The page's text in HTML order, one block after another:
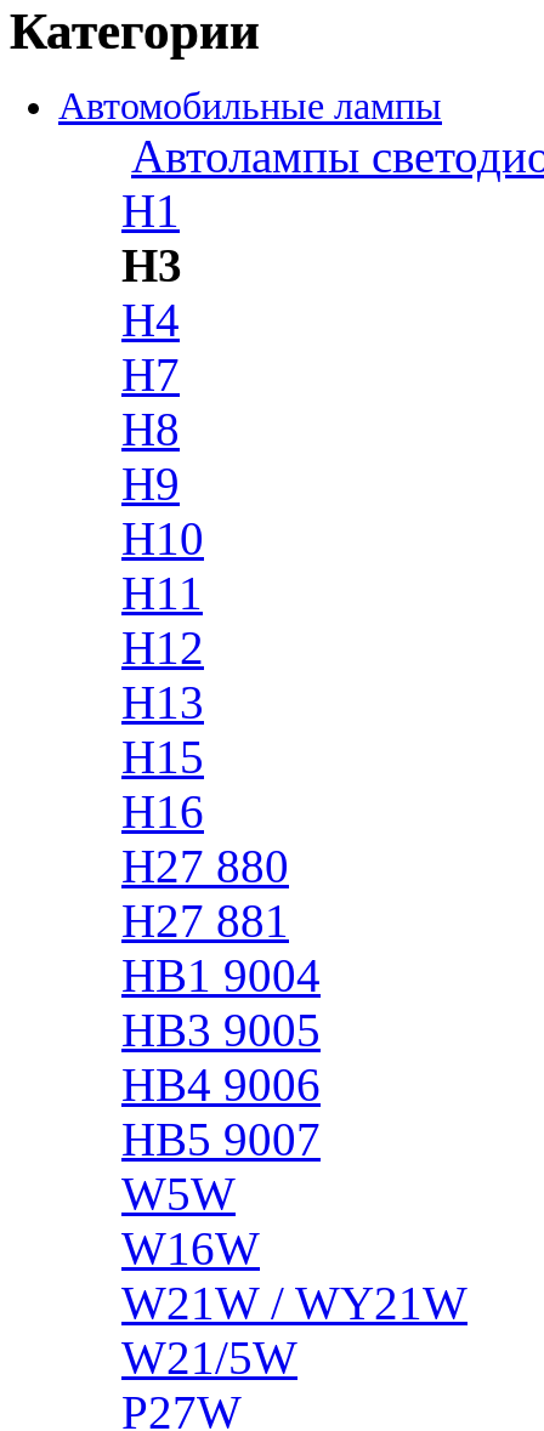
Категории
Автомобильные лампы
Автолампы
H1
H3
H4
H7
H8
H9
H10
H11
H12
H13
H15
H16
H27 880
H27 881
HB1 9004
HB3 9005
HB4 9006
HB5 9007
W5W
W16W
W21W / WY21W
W21/5W
P27W